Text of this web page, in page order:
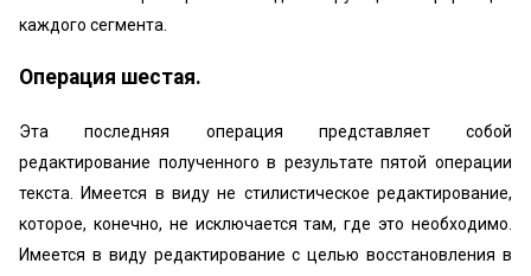
каждого сегмента.
Операция шестая.
Эта последняя операция представляет собой
редактирование полученного в результате пятой операции
текста. Имеется в виду не стилистическое редактирование,
которое, конечно, не исключается там, где это необходимо.
Имеется в виду редактирование с целью восстановления в